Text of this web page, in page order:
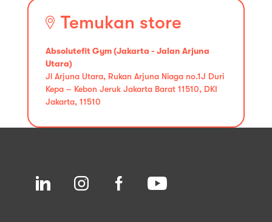
Temukan store
Absolutefit Gym (Jakarta - Jalan Arjuna
Utara)
Jl Arjuna Utara, Rukan Arjuna Niaga no.1J Duri
Kepa – Kebon Jeruk Jakarta Barat 11510, DKI
Jakarta, 11510